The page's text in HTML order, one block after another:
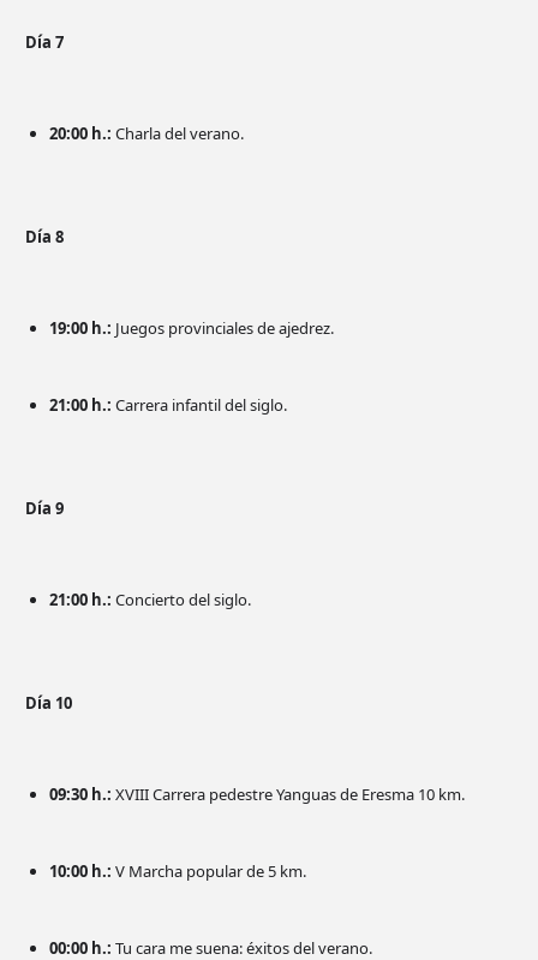
Día 7
20:00 h.: Charla del verano.
Día 8
19:00 h.: Juegos provinciales de ajedrez.
21:00 h.: Carrera infantil del siglo.
Día 9
21:00 h.: Concierto del siglo.
Día 10
09:30 h.: XVIII Carrera pedestre Yanguas de Eresma 10 km.
10:00 h.: V Marcha popular de 5 km.
00:00 h.: Tu cara me suena: éxitos del verano.